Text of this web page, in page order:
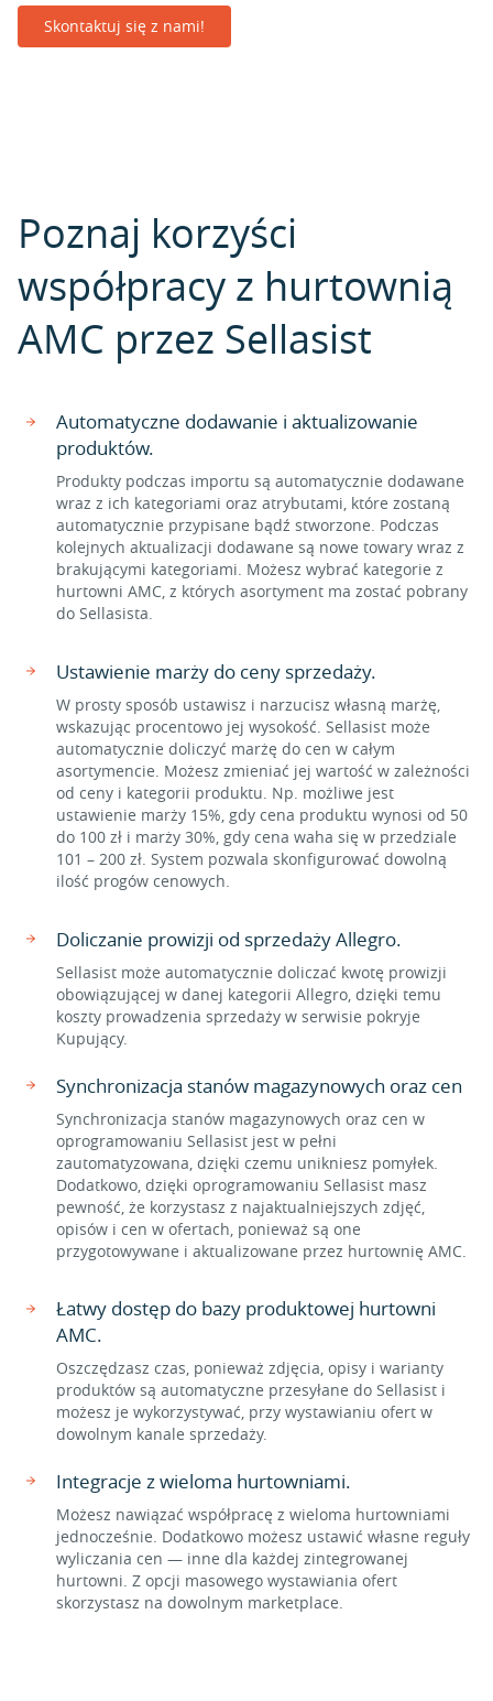
Skontaktuj się z nami!
Poznaj korzyści
współpracy z hurtownią
AMC przez Sellasist
Automatyczne dodawanie i aktualizowanie
produktów.
Produkty podczas importu są automatycznie dodawane
wraz z ich kategoriami oraz atrybutami, które zostaną
automatycznie przypisane bądź stworzone. Podczas
kolejnych aktualizacji dodawane są nowe towary wraz z
brakującymi kategoriami. Możesz wybrać kategorie z
hurtowni AMC, z których asortyment ma zostać pobrany
do Sellasista.
Ustawienie marży do ceny sprzedaży.
W prosty sposób ustawisz i narzucisz własną marżę,
wskazując procentowo jej wysokość. Sellasist może
automatycznie doliczyć marżę do cen w całym
asortymencie. Możesz zmieniać jej wartość w zależności
od ceny i kategorii produktu. Np. możliwe jest
ustawienie marży 15%, gdy cena produktu wynosi od 50
do 100 zł i marży 30%, gdy cena waha się w przedziale
101 – 200 zł. System pozwala skonfigurować dowolną
ilość progów cenowych.
Doliczanie prowizji od sprzedaży Allegro.
Sellasist może automatycznie doliczać kwotę prowizji
obowiązującej w danej kategorii Allegro, dzięki temu
koszty prowadzenia sprzedaży w serwisie pokryje
Kupujący.
Synchronizacja stanów magazynowych oraz cen
Synchronizacja stanów magazynowych oraz cen w
oprogramowaniu Sellasist jest w pełni
zautomatyzowana, dzięki czemu unikniesz pomyłek.
Dodatkowo, dzięki oprogramowaniu Sellasist masz
pewność, że korzystasz z najaktualniejszych zdjęć,
opisów i cen w ofertach, ponieważ są one
przygotowywane i aktualizowane przez hurtownię AMC.
Łatwy dostęp do bazy produktowej hurtowni
AMC.
Oszczędzasz czas, ponieważ zdjęcia, opisy i warianty
produktów są automatyczne przesyłane do Sellasist i
możesz je wykorzystywać, przy wystawianiu ofert w
dowolnym kanale sprzedaży.
Integracje z wieloma hurtowniami.
Możesz nawiązać współpracę z wieloma hurtowniami
jednocześnie. Dodatkowo możesz ustawić własne reguły
wyliczania cen — inne dla każdej zintegrowanej
hurtowni. Z opcji masowego wystawiania ofert
skorzystasz na dowolnym marketplace.